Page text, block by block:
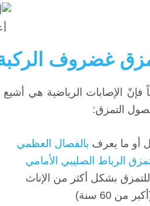
غضروف
فإنّ الإصابات الرياضية هي
التمزق:
أو ما يعرف بالفصال العظمي
الرباط الصليبي الأمامي
بشكل أكثر من الإناث
من 60 سنة)